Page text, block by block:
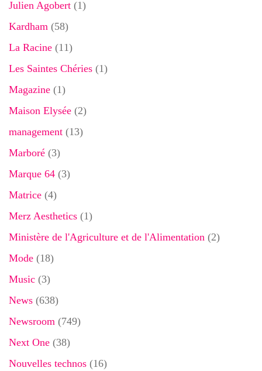
Julien Agobert (1)
Kardham (58)
La Racine (11)
Les Saintes Chéries (1)
Magazine (1)
Maison Elysée (2)
management (13)
Marboré (3)
Marque 64 (3)
Matrice (4)
Merz Aesthetics (1)
Ministère de l'Agriculture et de l'Alimentation (2)
Mode (18)
Music (3)
News (638)
Newsroom (749)
Next One (38)
Nouvelles technos (16)